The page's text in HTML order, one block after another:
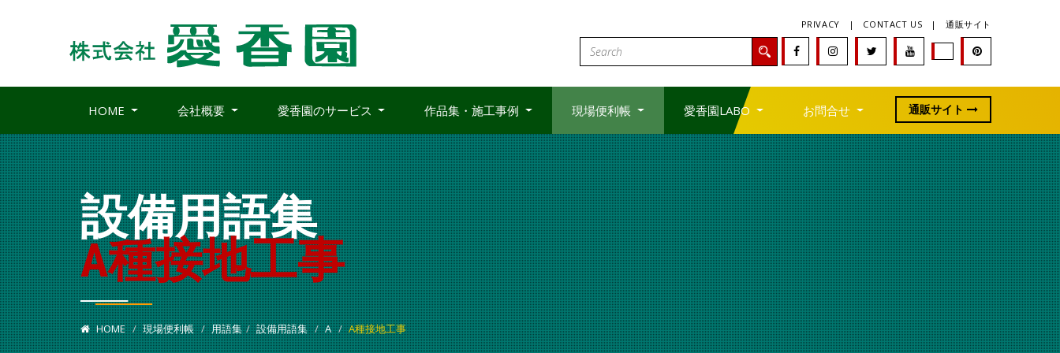
PRIVACY | CONTACT US | 通販サイト
HOME 会社概要 愛香園のサービス 作品集・施工事例 現場便利帳 愛香園LABO お問合せ 通販サイト
設備用語集
A種接地工事
HOME 現場便利帳 用語集 設備用語集 A A種接地工事